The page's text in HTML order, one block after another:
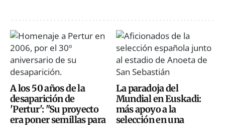
A los 50 años de la
desaparición de
'Pertur': "Su proyecto
era poner semillas para
La paradoja del
Mundial en Euskadi:
más apoyo a la
selección en una